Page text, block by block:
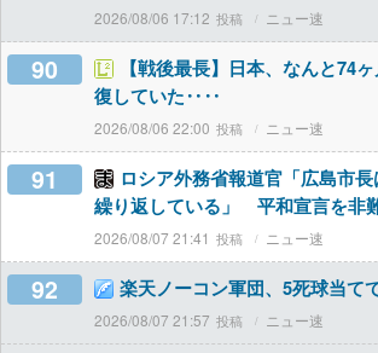
2026/08/06 17:12 ニュー速
90
【戦後最長】日本、なんと74
復していた‥‥
2026/08/06 22:00 ニュー速
91
ロシア外務省報道官「広島市長
繰り返している」 平和宣言を非
2026/08/07 21:41 ニュー速
92 楽天ノーコン軍団、5死球当て
2026/08/07 21:57 ニュー速